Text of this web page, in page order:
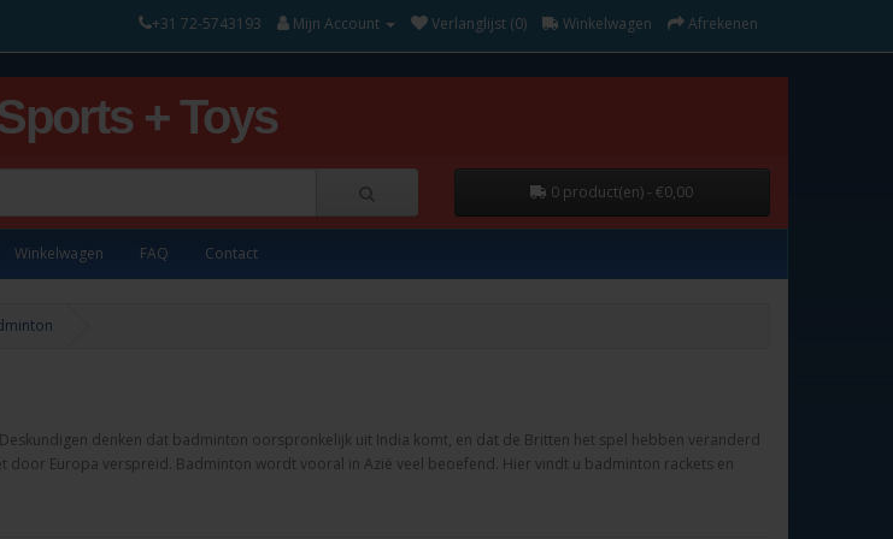
+31 72-5743193 Mijn Account Verlanglijst (0) Winkelwagen Afrekenen
+ Toys
0 product(en) - €0,00
Winkelwagen FAQ Contact
denken dat badminton oorspronkelijk uit India komt, en dat de Britten het spel hebben veranderd
door Europa verspreid. Badminton wordt vooral in Azië veel beoefend. Hier vindt u badminton rackets en